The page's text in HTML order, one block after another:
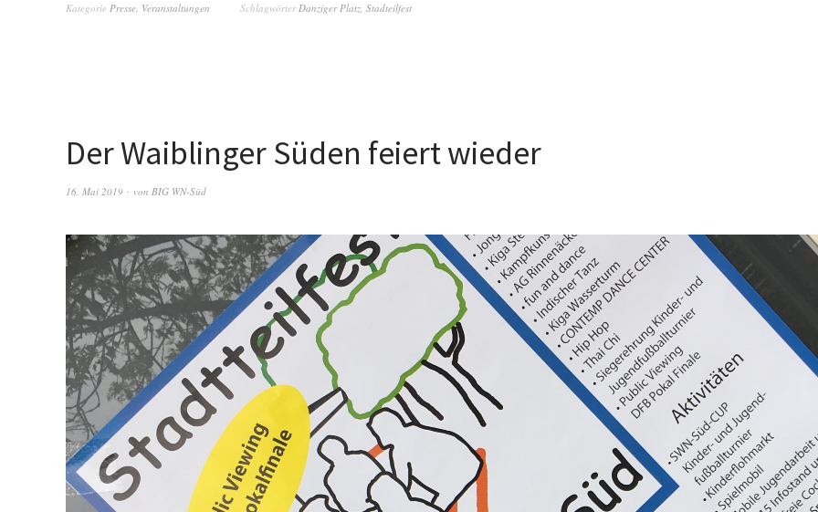
Kategorie Presse, Veranstaltungen SchlagwörterDanziger Platz, Stadteilfest
Der Waiblinger Süden feiert wieder
16. Mai 2019 von BIG WN-Süd